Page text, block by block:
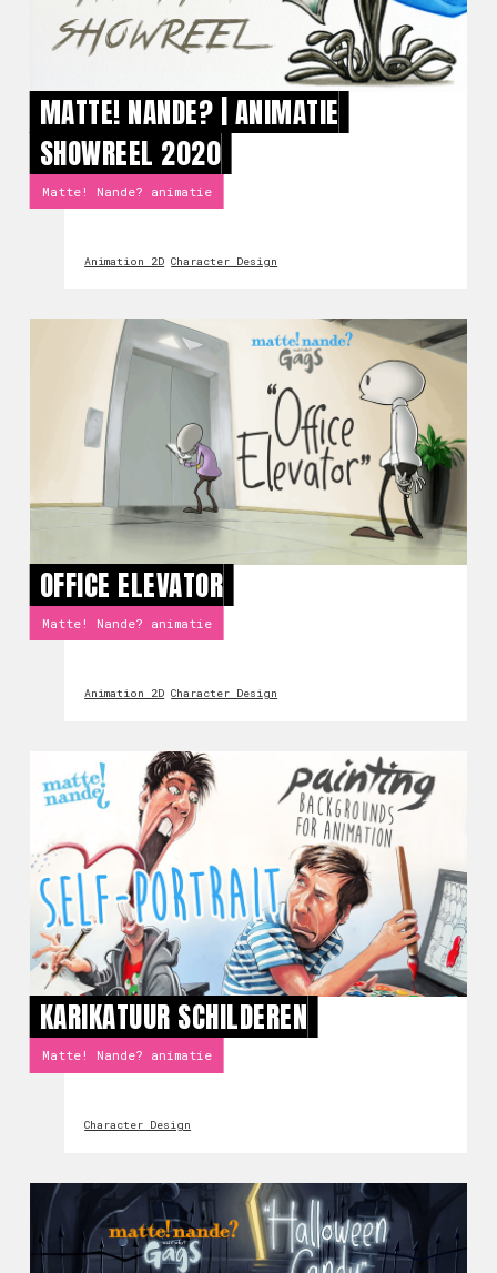
MATTE! NANDE? | ANIMATIE
SHOWREEL 2020
Matte! Nande? animatie
Animation 2D Character Design
OFFICE ELEVATOR
Matte! Nande? animatie
Animation 2D Character Design
KARIKATUUR SCHILDEREN
Matte! Nande? animatie
Character Design